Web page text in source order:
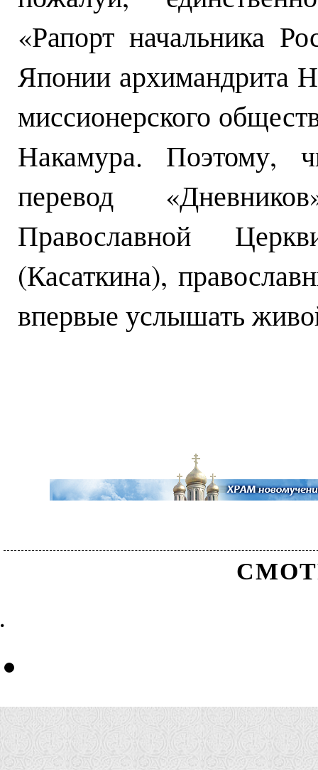
«Рапорт начальника
Японии архимандрита
миссионерского
Накамура. Поэтому,
перевод
Православной
(Касаткина),
впервые услышать
.